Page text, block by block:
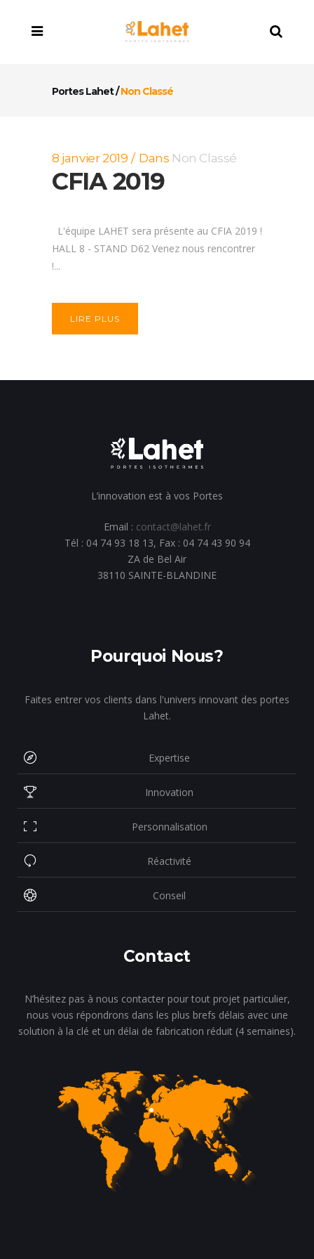
Portes Lahet/Non Classé
8 janvier 2019 Dans Non Classé
CFIA 2019
L'équipe LAHET sera présente au CFIA 2019 !
HALL 8 - STAND D62 Venez nous rencontrer
!...
LIRE PLUS
L’innovation est à vos Portes
Email : contact@lahet.fr
Tél : 04 74 93 18 13, Fax : 04 74 43 90 94
ZA de Bel Air
38110 SAINTE-BLANDINE
Pourquoi Nous?
Faites entrer vos clients dans l'univers innovant des portes
Lahet.
Expertise
Innovation
Personnalisation
Réactivité
Conseil
Contact
N’hésitez pas à nous contacter pour tout projet particulier,
nous vous répondrons dans les plus brefs délais avec une
solution à la clé et un délai de fabrication réduit (4 semaines).